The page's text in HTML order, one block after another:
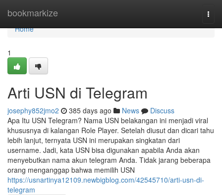
bookmarkize
Home
Home
1
Arti USN di Telegram
josephy852jmo2 385 days ago News
Discuss
Apa Itu USN Telegram? Nama USN belakangan ini menjadi viral
khususnya di kalangan Role Player. Setelah diusut dan dicari tahu
lebih lanjut, ternyata USN ini merupakan singkatan dari
username. Jadi, kata USN bisa digunakan apabila Anda akan
menyebutkan nama akun telegram Anda. Tidak jarang beberapa
orang menganggap bahwa memilih USN
https://usnartinya12109.newbigblog.com/42545710/arti-usn-di-
telegram